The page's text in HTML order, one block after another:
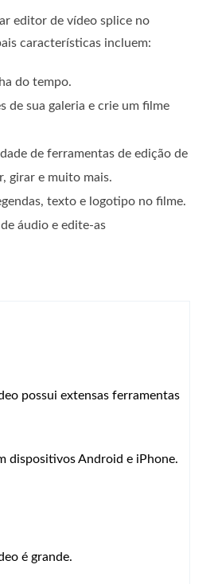
editor de vídeo splice no
características incluem:
do tempo.
de sua galeria e crie um filme
de ferramentas de edição de
girar e muito mais.
texto e logotipo no filme.
áudio e edite-as
possui extensas ferramentas
dispositivos Android e iPhone.
é grande.